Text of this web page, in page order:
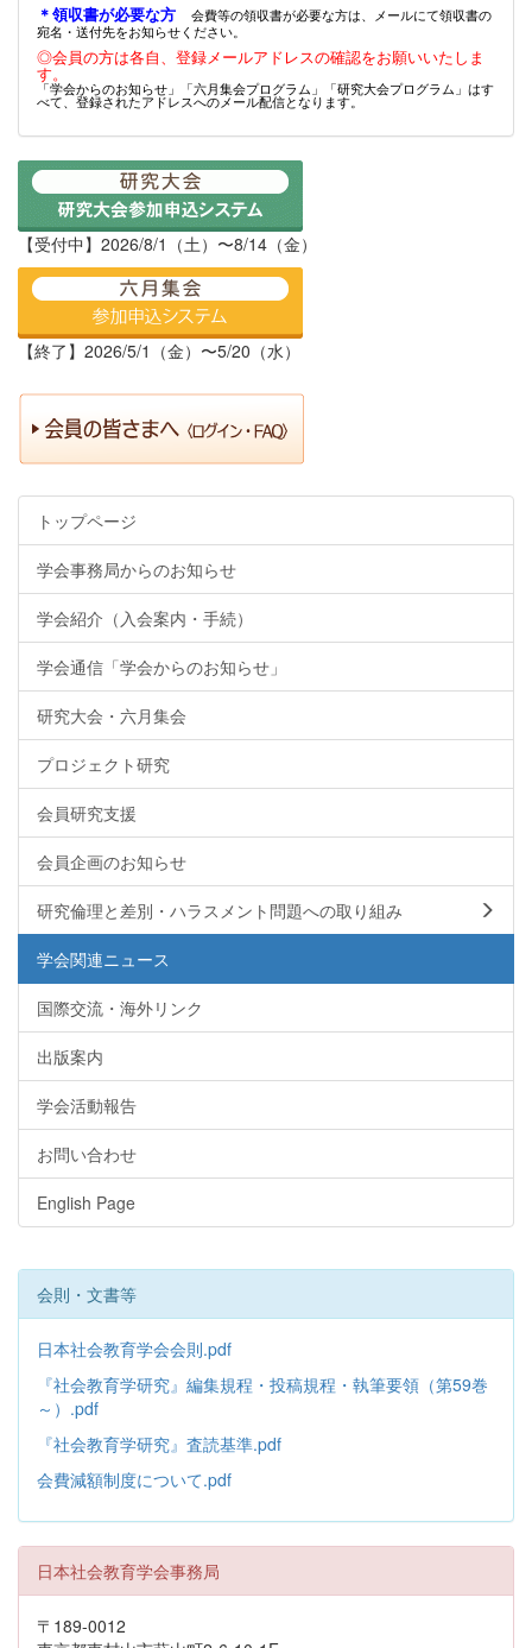
＊領収書が必要な方
会費等の領収書が必要な方は、メールにて領収書の
宛名・送付先をお知らせください。
◎会員の方は各自、登録メールアドレスの確認をお願いいたしま
す。
「学会からのお知らせ」「六月集会プログラム」「研究大会プログラム」はす
べて、登録されたアドレスへのメール配信となります。
【受付中】2026/8/1（土）〜8/14（金）
【終了】2026/5/1（金）〜5/20（水）
トップページ
学会事務局からのお知らせ
学会紹介（入会案内・手続）
学会通信「学会からのお知らせ」
研究大会・六月集会
プロジェクト研究
会員研究支援
会員企画のお知らせ
研究倫理と差別・ハラスメント問題への取り組み
学会関連ニュース
国際交流・海外リンク
出版案内
学会活動報告
お問い合わせ
English Page
会則・文書等
日本社会教育学会会則.pdf
『社会教育学研究』編集規程・投稿規程・執筆要領（第59巻
～）.pdf
『社会教育学研究』査読基準.pdf
会費減額制度について.pdf
日本社会教育学会事務局
〒189-0012